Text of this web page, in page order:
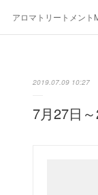
アロマトリートメント
2019.07.09 10:27
7月27日